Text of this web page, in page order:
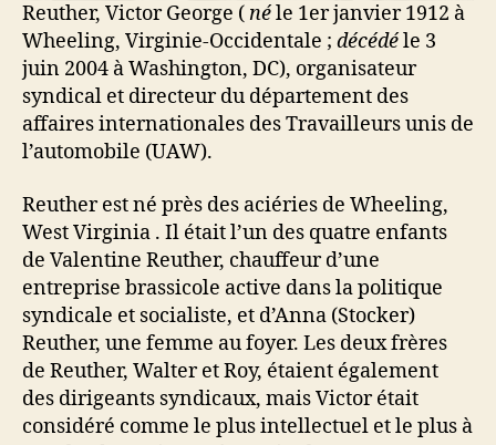
Reuther, Victor George (néle 1er janvier 1912 à
Wheeling, Virginie-Occidentale ; décédéle 3
juin 2004 à Washington, DC), organisateur
syndical et directeur du département des
affaires internationales des Travailleurs unis de
l’automobile (UAW).
Reuther est né près des aciéries de Wheeling,
West Virginia . Il était l’un des quatre enfants
de Valentine Reuther, chauffeur d’une
entreprise brassicole active dans la politique
syndicale et socialiste, et d’Anna (Stocker)
Reuther, une femme au foyer. Les deux frères
de Reuther, Walter et Roy, étaient également
des dirigeants syndicaux, mais Victor était
considéré comme le plus intellectuel et le plus à